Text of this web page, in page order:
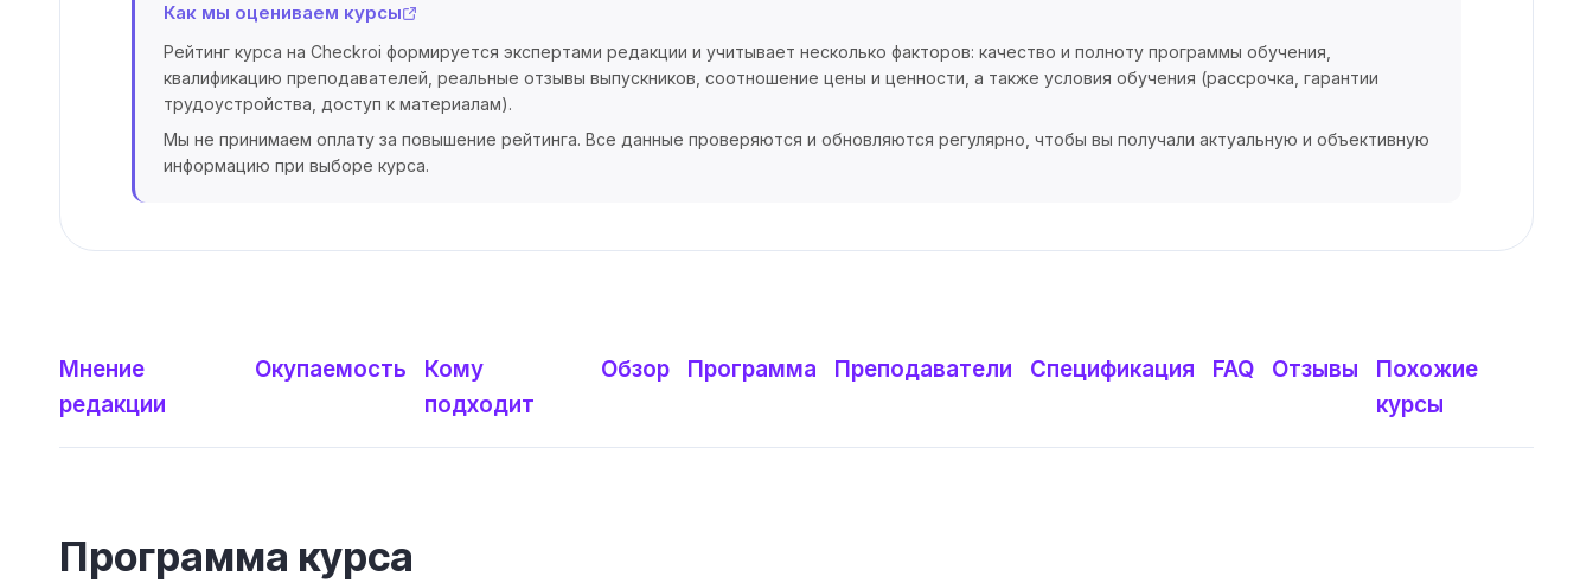
Как мы оцениваем курсы
Рейтинг курса на Checkroi формируется экспертами редакции и учитывает несколько факторов: качество и полноту программы обучения,
квалификацию преподавателей, реальные отзывы выпускников, соотношение цены и ценности, а также условия обучения (рассрочка, гарантии
трудоустройства, доступ к материалам).
Мы не принимаем оплату за повышение рейтинга. Все данные проверяются и обновляются регулярно, чтобы вы получали актуальную и объективную
информацию при выборе курса.
Мнение
редакции
Окупаемость
Кому
подходит
Обзор Программа Преподаватели Спецификация FAQ Отзывы
Похожие
курсы
Программа курса